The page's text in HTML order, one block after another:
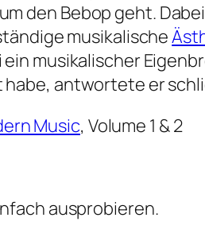
den Bebop geht.
musikalische
musikalischer
antwortete er
Music, Volume 1 & 2
ausprobieren.